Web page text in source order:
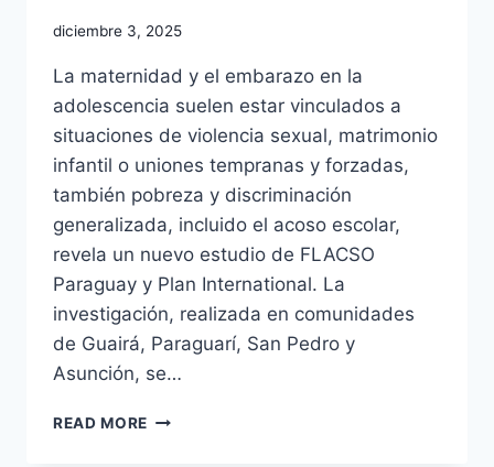
diciembre 3, 2025
La maternidad y el embarazo en la
adolescencia suelen estar vinculados a
situaciones de violencia sexual, matrimonio
infantil o uniones tempranas y forzadas,
también pobreza y discriminación
generalizada, incluido el acoso escolar,
revela un nuevo estudio de FLACSO
Paraguay y Plan International. La
investigación, realizada en comunidades
de Guairá, Paraguarí, San Pedro y
Asunción, se…
READ MORE